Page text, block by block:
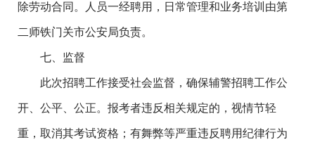
除劳动合同。人员一经聘用，日常管理和业务培训由第
二师铁门关市公安局负责。
七、监督
此次招聘工作接受社会监督，确保辅警招聘工作公
开、公平、公正。报考者违反相关规定的，视情节轻
重，取消其考试资格；有舞弊等严重违反聘用纪律行为